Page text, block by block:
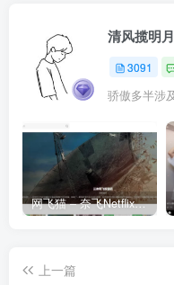
清风揽明月
3091
网飞猫 – 奈飞Netflix免费看
上一篇